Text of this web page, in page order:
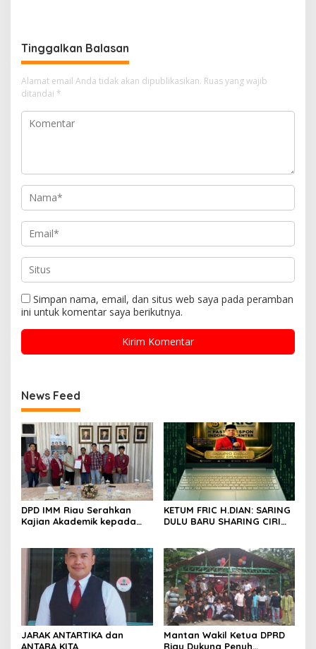
Tinggalkan Balasan
Alamat email Anda tidak akan dipublikasikan. Ruas yang wajib
ditandai *
Simpan nama, email, dan situs web saya pada peramban
ini untuk komentar saya berikutnya.
News Feed
DPD IMM Riau Serahkan
Kajian Akademik kepada
KETUM FRIC H.DIAN: SARING
DULU BARU SHARING CIRI
JARAK ANTARTIKA dan
ANTARA KITA
Mantan Wakil Ketua DPRD
Riau Dukung Penuh